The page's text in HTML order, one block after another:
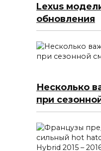
Lexus
обновления
Несколько
при